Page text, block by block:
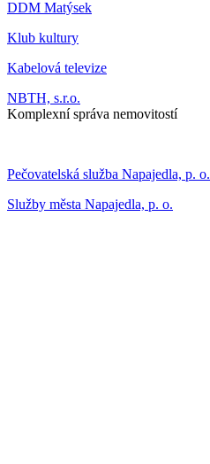
DDM Matýsek
Klub kultury
Kabelová televize
NBTH, s.r.o.
Komplexní správa nemovitostí
Pečovatelská služba Napajedla, p. o.
Služby města Napajedla, p. o.